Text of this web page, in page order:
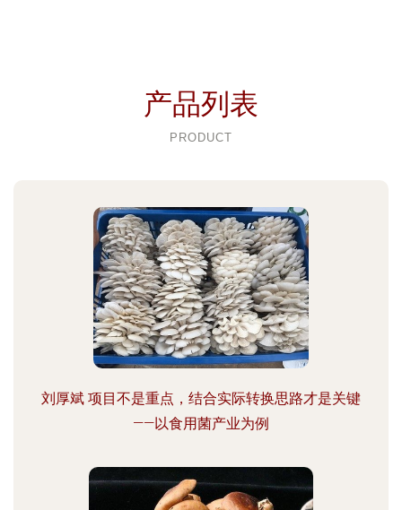
产品列表
PRODUCT
刘厚斌 项目不是重点，结合实际转换思路才是关键
——以食用菌产业为例